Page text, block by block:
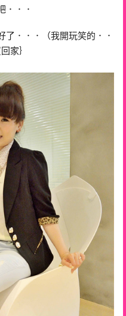
．．．
了．．．（我開玩笑的．．
家｝